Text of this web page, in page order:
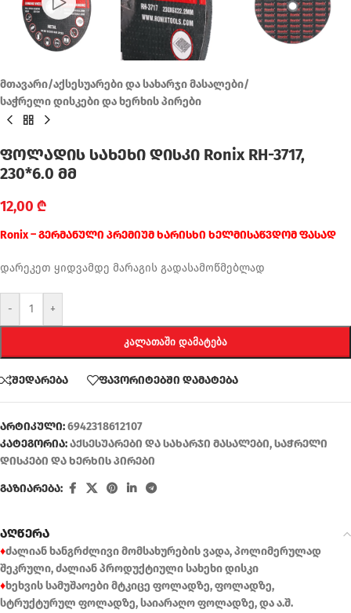
მთავარი/აქსესუარები და სახარჯი მასალები/
საჭრელი დისკები და ხერხის პირები
ფოლადის სახეხი დისკი Ronix RH-3717,
230*6.0 მმ
12,00 ₾
Ronix – გერმანული პრემიუმ ხარისხი ხელმისაწვდომ ფასად
დარეკეთ ყიდვამდე მარაგის გადასამოწმებლად
- +
ᲙᲐᲚᲐᲗᲐᲨᲘ ᲓᲐᲛᲐᲢᲔᲑᲐ
შედარება ფავორიტებში დამატება
არტიკული:6942318612107
კატეგორია:აქსესუარები და სახარჯი მასალები,საჭრელი
დისკები და ხერხის პირები
გაზიარება:
აღწერა
♦ძალიან ხანგრძლივი მომსახურების ვადა, პოლიმერულად
შეკრული, ძალიან პროდუქტიული სახეხი დისკი
♦ხეხვის სამუშაოები მტკიცე ფოლადზე, ფოლადზე,
სტრუქტურულ ფოლადზე, საიარაღო ფოლადზე, და ა.შ.